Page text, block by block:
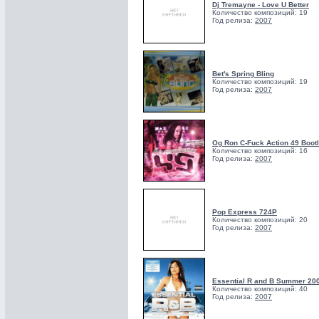
Dj Tremayne - Love U Better
Количество композиций: 19
Год релиза: 2007
Bet's Spring Bling
Количество композиций: 19
Год релиза: 2007
Og Ron C-Fuck Action 49
Количество композиций: 16
Год релиза: 2007
Pop Express 724P
Количество композиций: 20
Год релиза: 2007
Essential R and B Summer
Количество композиций: 40
Год релиза: 2007